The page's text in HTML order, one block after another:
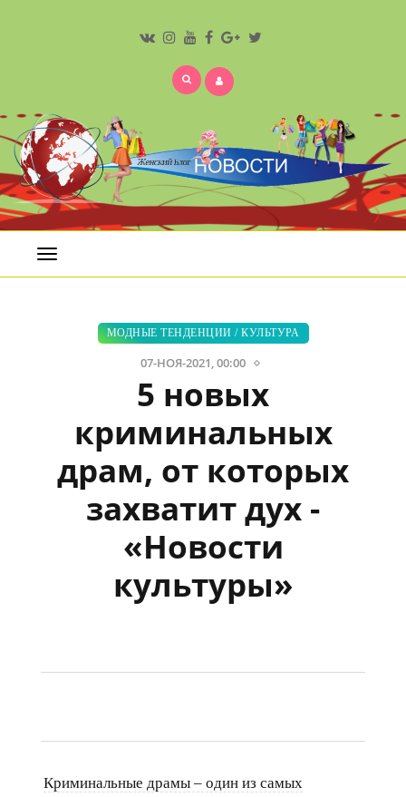
Открыть
меню
МОДНЫЕ ТЕНДЕНЦИИ /КУЛЬТУРА
07-НОЯ-2021, 00:00
5 новых
криминальных
драм, от которых
захватит дух -
«Новости
культуры»
Криминальные драмы – один из самых